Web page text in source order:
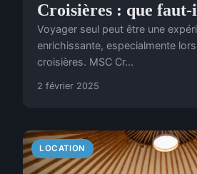
Croisières : que
Voyager seul peut être une
enrichissante, especialmente
croisières. MSC Cr...
2 février 2025
LOCATION